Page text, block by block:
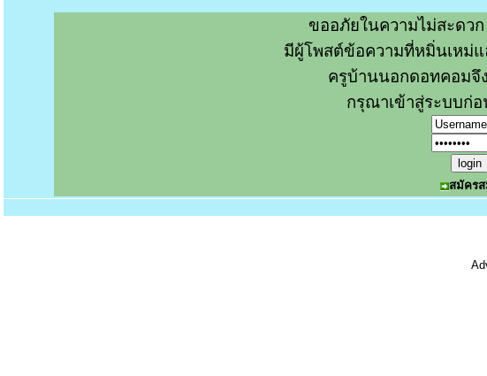
ขออภัยในความไม่สะดว
มีผู้โพสต์ข้อความที่หมิ่นเหม่แ
ครูบ้านนอกดอทคอมจึ
กรุณาเข้าสู่ระบบก่
สมัคร